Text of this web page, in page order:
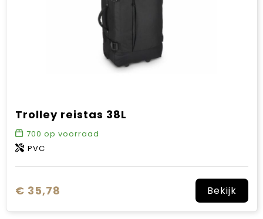
Trolley reistas 38L
700 op voorraad
PVC
€ 35,78 Bekijk